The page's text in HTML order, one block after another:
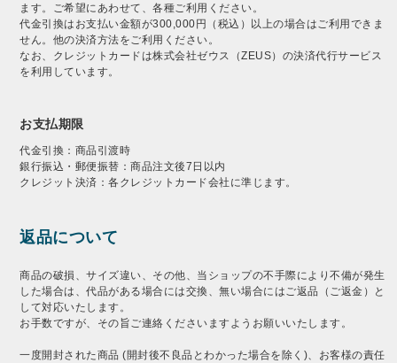
ます。ご希望にあわせて、各種ご利用ください。
代金引換はお支払い金額が300,000円（税込）以上の場合はご利用できま
せん。他の決済方法をご利用ください。
なお、クレジットカードは株式会社ゼウス（ZEUS）の決済代行サービス
を利用しています。
お支払期限
代金引換：商品引渡時
銀行振込・郵便振替：商品注文後7日以内
クレジット決済：各クレジットカード会社に準じます。
返品について
商品の破損、サイズ違い、その他、当ショップの不手際により不備が発生
した場合は、代品がある場合には交換、無い場合にはご返品（ご返金）と
して対応いたします。
お手数ですが、その旨ご連絡くださいますようお願いいたします。
一度開封された商品 (開封後不良品とわかった場合を除く)、お客様の責任